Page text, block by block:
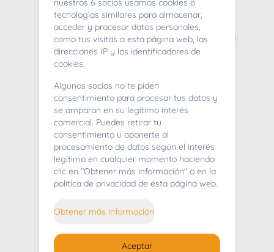
404
Whoops! Lo sentimos mucho.
nuestros 6 socios usamos cookies o
tecnologías similares para almacenar,
acceder y procesar datos personales,
como tus visitas a esta página web, las
direcciones IP y los identificadores de
cookies.
Algunos socios no te piden
consentimiento para procesar tus datos y
se amparan en su legítimo interés
comercial. Puedes retirar tu
consentimiento u oponerte al
procesamiento de datos según el interés
legítimo en cualquier momento haciendo
clic en "Obtener más información" o en la
política de privacidad de esta página web.
Obtener más información
Aceptar